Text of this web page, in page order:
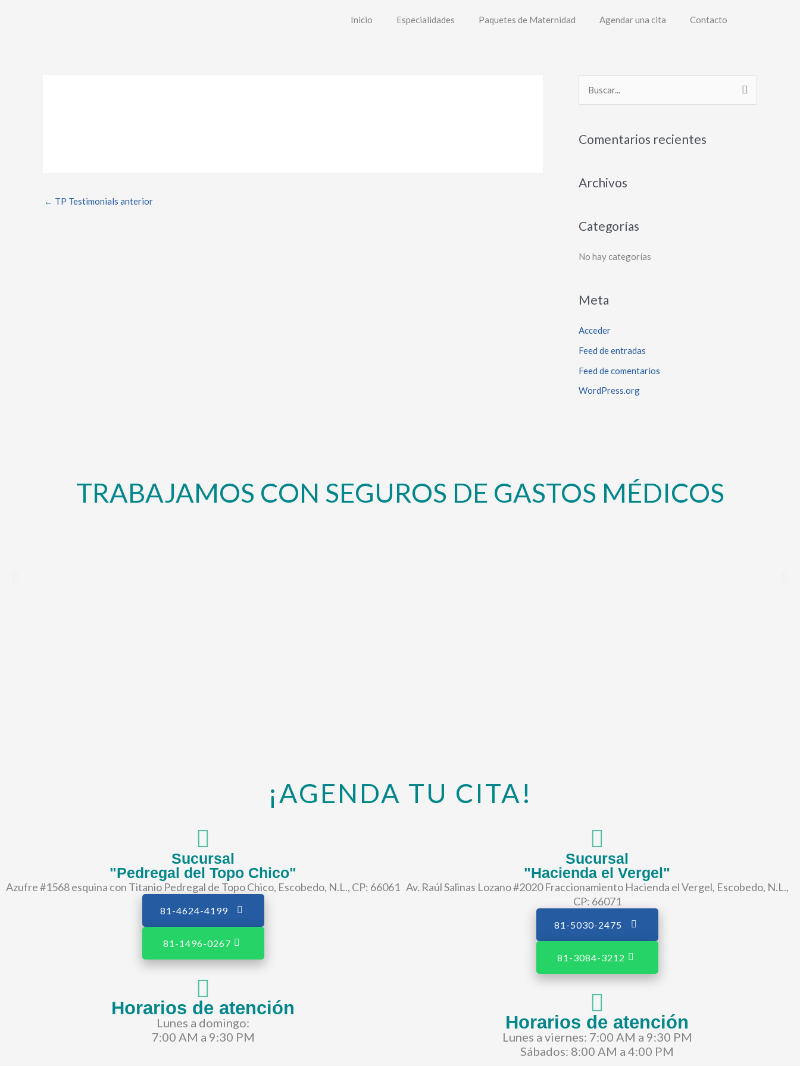
Inicio Especialidades Paquetes de Maternidad Agendar una cita Contacto
← TP Testimonials anterior
c
r
:
Comentarios recientes
Archivos
Categorías
No hay categorías
Meta
Acceder
Feed de entradas
Feed de comentarios
WordPress.org
TRABAJAMOS CON SEGUROS DE GASTOS MÉDICOS
¡AGENDA TU CITA!
Sucursal
"Pedregal del Topo Chico"
Azufre #1568 esquina con Titanio Pedregal de Topo Chico, Escobedo, N.L., CP: 66061
81-4624-4199
81-1496-0267
Horarios de atención
Lunes a domingo:
7:00 AM a 9:30 PM
Sucursal
"Hacienda el Vergel"
Av. Raúl Salinas Lozano #2020 Fraccionamiento Hacienda el Vergel, Escobedo, N.L.,
CP: 66071
81-5030-2475
81-3084-3212
Horarios de atención
Lunes a viernes: 7:00 AM a 9:30 PM
Sábados: 8:00 AM a 4:00 PM